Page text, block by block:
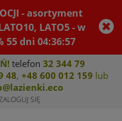
- asortyment
LATO5 - w
55dni04:36:57
telefon 32 344 79
48, +48 600 012 159 lub
SIĘ